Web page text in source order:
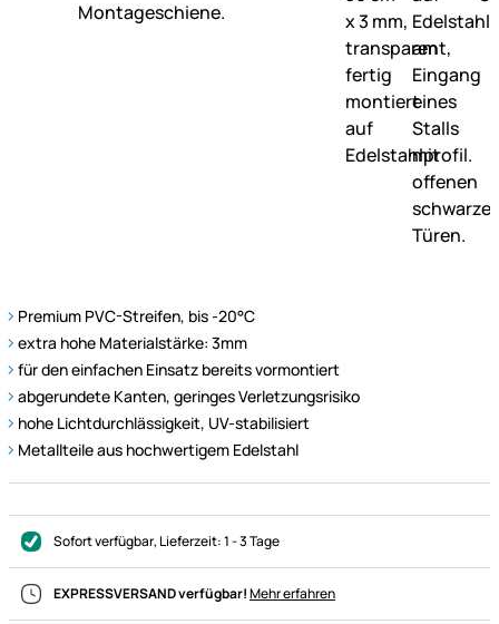
Premium PVC-Streifen, bis -20°C
extra hohe Materialstärke: 3mm
für den einfachen Einsatz bereits vormontiert
abgerundete Kanten, geringes Verletzungsrisiko
hohe Lichtdurchlässigkeit, UV-stabilisiert
Metallteile aus hochwertigem Edelstahl
Sofort verfügbar, Lieferzeit:1 - 3 Tage
EXPRESSVERSAND verfügbar!Mehr erfahren